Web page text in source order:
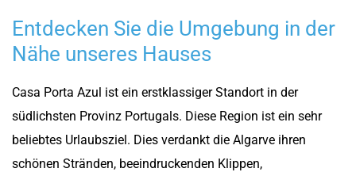
Entdecken Sie die Umgebung in der
Nähe unseres Hauses
Casa Porta Azul ist ein erstklassiger Standort in der
südlichsten Provinz Portugals. Diese Region ist ein sehr
beliebtes Urlaubsziel. Dies verdankt die Algarve ihren
schönen Stränden, beeindruckenden Klippen,